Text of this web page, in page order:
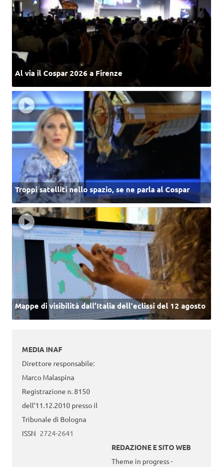
Al via il Cospar 2026 a Firenze
Troppi satelliti nello spazio, se ne parla al Cospar
Mappe di visibilità dall’Italia dell'eclissi del 12 agosto
MEDIA INAF
Direttore responsabile:
Marco Malaspina
Registrazione n. 8150
dell’11.12.2010 presso il
Tribunale di Bologna
ISSN 2724-2641
REDAZIONE E SITO WEB
Theme in progress -